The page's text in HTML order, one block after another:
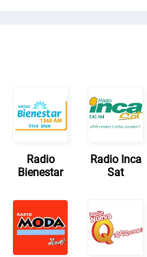
Radio
Bienestar
Radio Inca
Sat